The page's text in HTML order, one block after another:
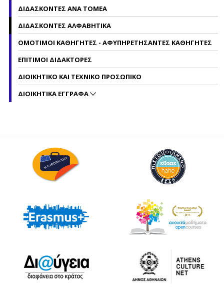
ΔΙΔΑΣΚΟΝΤΕΣ ΑΝΑ ΤΟΜΕΑ
ΔΙΔΑΣΚΟΝΤΕΣ ΑΛΦΑΒΗΤΙΚΑ
ΟΜΟΤΙΜΟΙ ΚΑΘΗΓΗΤΕΣ - ΑΦΥΠΗΡΕΤΗΣΑΝΤΕΣ ΚΑΘΗΓΗΤΕΣ
ΕΠΙΤΙΜΟΙ ΔΙΔΑΚΤΟΡΕΣ
ΔΙΟΙΚΗΤΙΚΟ ΚΑΙ ΤΕΧΝΙΚΟ ΠΡΟΣΩΠΙΚΟ
ΔΙΟΙΚΗΤΙΚΑ ΕΓΓΡΑΦΑ